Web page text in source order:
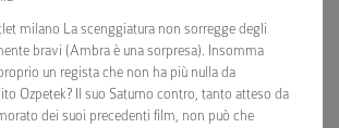
milano La scenggiatura non sorregge degli
bravi (Ambra è una sorpresa). Insomma
un regista che non ha più nulla da
Ozpetek? Il suo Saturno contro, tanto atteso da
dei suoi precedenti film, non può che